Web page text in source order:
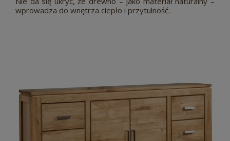
wprowadza do wnętrza ciepło i przytulność.